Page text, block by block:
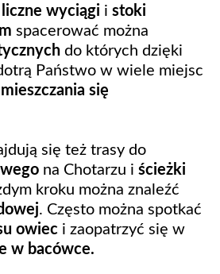
liczne wyciągi i stoki
spacerować można
do których dzięki
Państwo w wiele miejsc
się
się też trasy do
na Chotarzu i ścieżki
kroku można znaleźć
. Często można spotkać
owiec i zaopatrzyć się w
w bacówce.